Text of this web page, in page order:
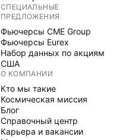
СПЕЦИАЛЬНЫЕ
ПРЕДЛОЖЕНИЯ
Фьючерсы CME Group
Фьючерсы Eurex
Набор данных по акциям
США
О КОМПАНИИ
Кто мы такие
Космическая миссия
Блог
Справочный центр
Карьера и вакансии